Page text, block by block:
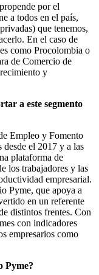
por el
a todos en el país,
que tenemos,
En el caso de
como Procolombia o
de Comercio de
y
a este segmento
Empleo y Fomento
desde el 2017 y a las
plataforma de
los trabajadores y las
empresarial.
Pyme, que apoya a
en un referente
distintos frentes. Con
con indicadores
empresarios como
Pyme?